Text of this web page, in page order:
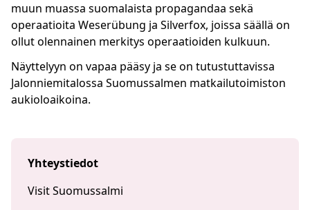
muun muassa suomalaista propagandaa sekä
operaatioita Weserübung ja Silverfox, joissa säällä on
ollut olennainen merkitys operaatioiden kulkuun.
Näyttelyyn on vapaa pääsy ja se on tutustuttavissa
Jalonniemitalossa Suomussalmen matkailutoimiston
aukioloaikoina.
Yhteystiedot
Visit Suomussalmi